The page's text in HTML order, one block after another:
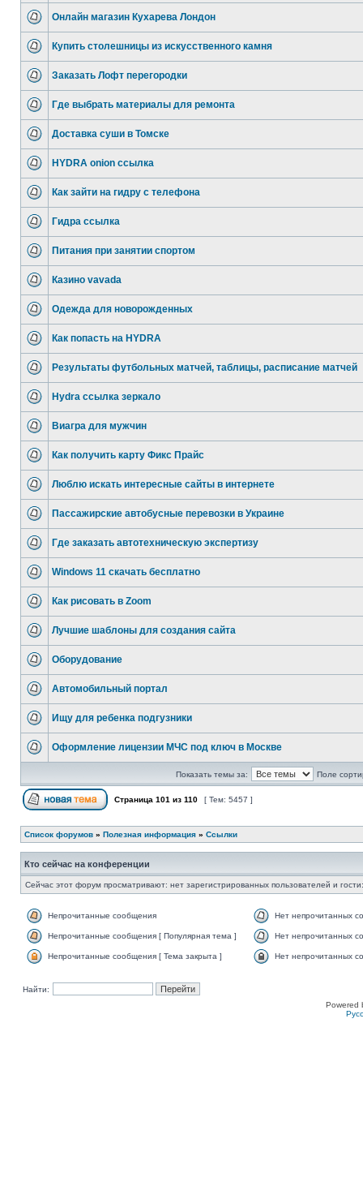
Онлайн магазин Кухарева Лондон
Купить столешницы из искусственного камня
Заказать Лофт перегородки
Где выбрать материалы для ремонта
Доставка суши в Томске
HYDRA onion ссылка
Как зайти на гидру с телефона
Гидра ссылка
Питания при занятии спортом
Казино vavada
Одежда для новорожденных
Как попасть на HYDRA
Результаты футбольных матчей, таблицы, расписание матчей
Hydra ссылка зеркало
Виагра для мужчин
Как получить карту Фикс Прайс
Люблю искать интересные сайты в интернете
Пассажирские автобусные перевозки в Украине
Где заказать автотехническую экспертизу
Windows 11 скачать бесплатно
Как рисовать в Zoom
Лучшие шаблоны для создания сайта
Оборудование
Автомобильный портал
Ищу для ребенка подгузники
Оформление лицензии МЧС под ключ в Москве
Показать темы за: Поле
Страница 101 из 110 [ Тем: 5457 ]
Список форумов » Полезная информация » Ссылки
Кто сейчас на конференции
Сейчас этот форум просматривают: нет зарегистрированных пользователей и
Непрочитанные сообщения Нет непрочитанных
Непрочитанные сообщения [ Популярная тема ] Нет непрочитанных
Непрочитанные сообщения [ Тема закрыта ] Нет непрочитанных
Найти:
Powered